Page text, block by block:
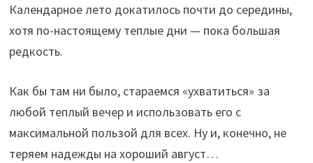
Календарное лето докатилось почти до середины,
хотя по-настоящему теплые дни — пока большая
редкость.
Как бы там ни было, стараемся «ухватиться» за
любой теплый вечер и использовать его с
максимальной пользой для всех. Ну и, конечно, не
теряем надежды на хороший август…